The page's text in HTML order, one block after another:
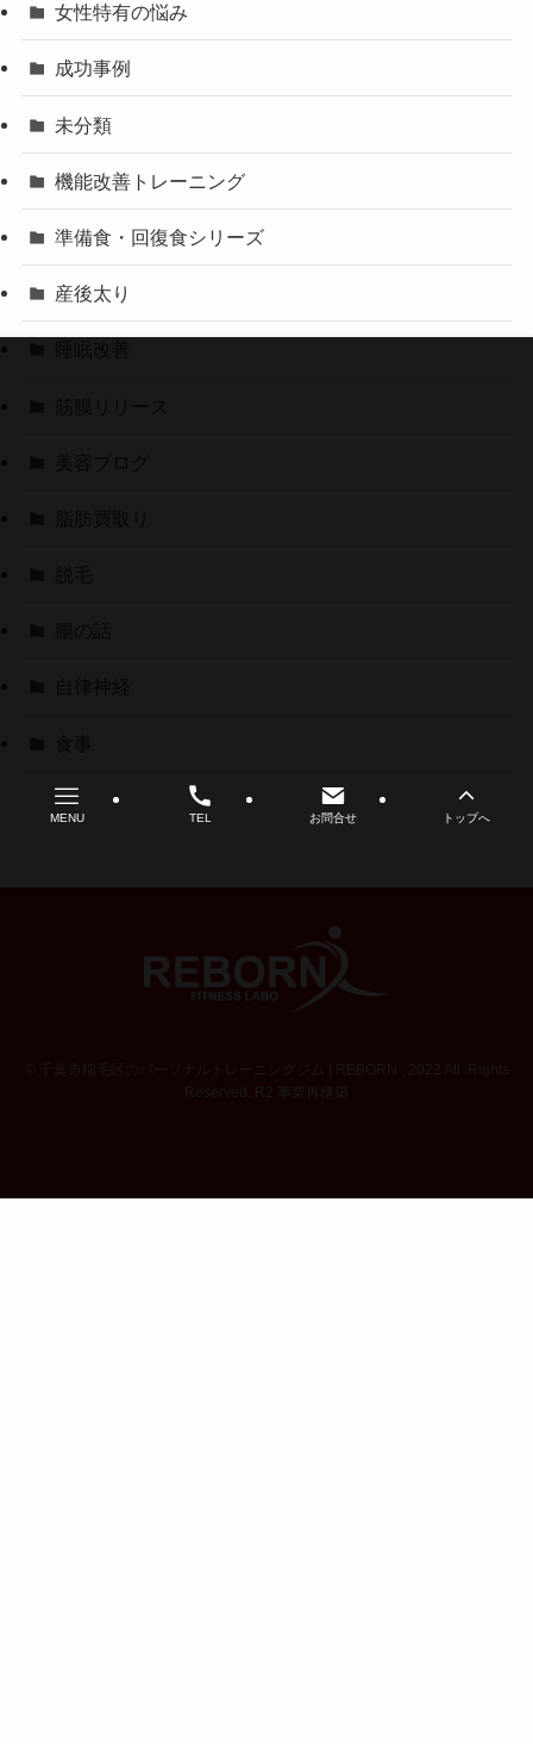
女性特有の悩み
成功事例
未分類
機能改善トレーニング
準備食・回復食シリーズ
産後太り
千葉市稲毛区のパーソナルトレーニングジム | REBORN , 2022 All Rights
Reserved. R2 事業再構築
MENU TEL お問合せ トップへ